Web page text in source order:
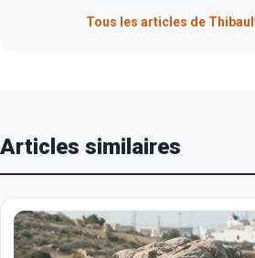
Tous les articles de
Articles similaires